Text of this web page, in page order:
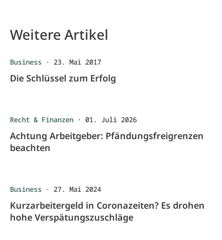
Weitere Artikel
Business · 23. Mai 2017
Die Schlüssel zum Erfolg
Recht & Finanzen · 01. Juli 2026
Achtung Arbeitgeber: Pfändungsfreigrenzen
beachten
Business · 27. Mai 2024
Kurzarbeitergeld in Coronazeiten? Es drohen
hohe Verspätungszuschläge